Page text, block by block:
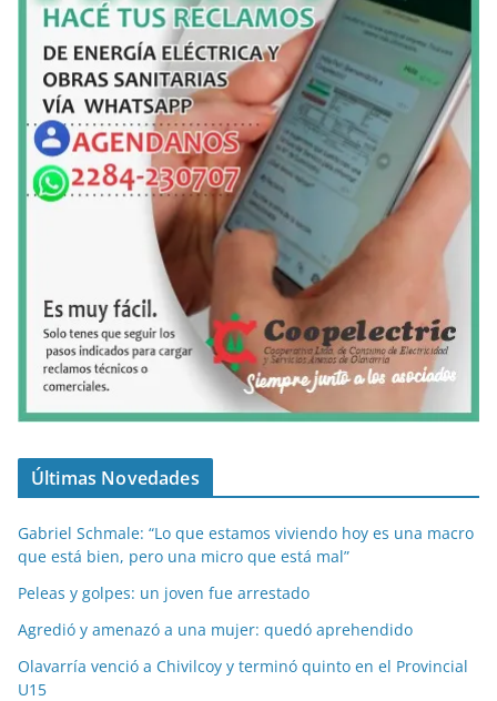
Últimas Novedades
Gabriel Schmale: “Lo que estamos viviendo hoy es una macro
que está bien, pero una micro que está mal”
Peleas y golpes: un joven fue arrestado
Agredió y amenazó a una mujer: quedó aprehendido
Olavarría venció a Chivilcoy y terminó quinto en el Provincial
U15